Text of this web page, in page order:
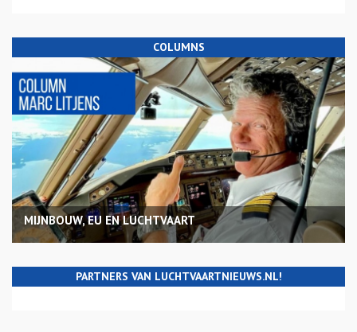
COLUMNS
MIJNBOUW, EU EN LUCHTVAART
PARTNERS VAN LUCHTVAARTNIEUWS.NL!